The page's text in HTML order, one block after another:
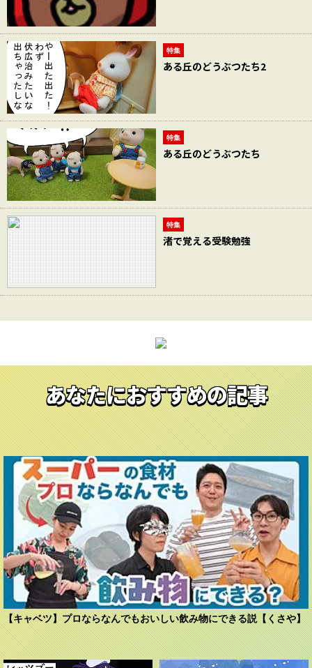
特集
ある丘のどうぶつたち2
特集
ある丘のどうぶつたち
特集
渚で覚える受験勉強
あなたにおすすめの記事
【キャベツ】プロならなんでもおいしい飲み物にできる説【くさや】